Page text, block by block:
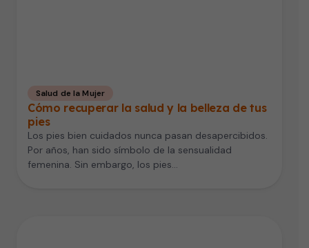
Salud de la Mujer
Cómo recuperar la salud y la belleza de tus
pies
Los pies bien cuidados nunca pasan desapercibidos.
Por años, han sido símbolo de la sensualidad
femenina. Sin embargo, los pies…